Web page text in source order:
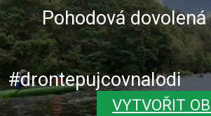
Pohodová dovolená
#drontepujcovnalodi
VYTVOŘIT